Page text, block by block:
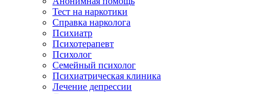
Тест на наркотики
Справка нарколога
Психиатр
Психотерапевт
Психолог
Семейный психолог
Психиатрическая клиника
Лечение депрессии